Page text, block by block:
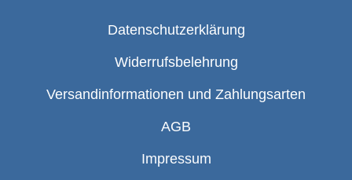
Datenschutzerklärung
Widerrufsbelehrung
Versandinformationen und Zahlungsarten
AGB
Impressum